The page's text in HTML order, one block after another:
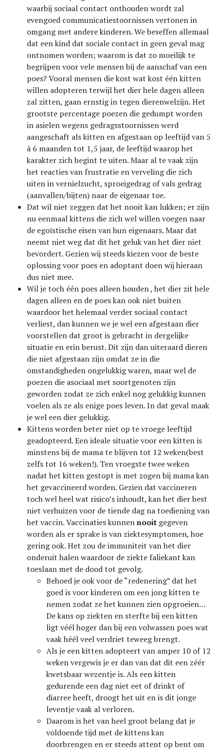
waarbij sociaal contact onthouden wordt zal
evengoed communicatiestoornissen vertonen in
omgang met andere kinderen. We beseffen allemaal
dat een kind dat sociale contact in geen geval mag
ontnomen worden; waarom is dat zo moeilijk te
begrijpen voor vele mensen bij de aanschaf van een
poes? Vooral mensen die kost wat kost één kitten
willen adopteren terwijl het dier hele dagen alleen
zal zitten, gaan ernstig in tegen dierenwelzijn. Het
grootste percentage poezen die gedumpt worden
in asielen wegens gedragsstoornissen werd
aangeschaft als kitten en afgestaan op leeftijd van 5
à 6 maanden tot 1,5 jaar, de leeftijd waarop het
karakter zich begint te uiten. Maar al te vaak zijn
het reacties van frustratie en verveling die zich
uiten in vernielzucht, sproeigedrag of vals gedrag
(aanvallen/bijten) naar de eigenaar toe.
Dat wil niet zeggen dat het nooit kan lukken; er zijn
nu eenmaal kittens die zich wel willen voegen naar
de egoïstische eisen van hun eigenaars. Maar dat
neemt niet weg dat dit het geluk van het dier niet
bevordert. Gezien wij steeds kiezen voor de beste
oplossing voor poes en adoptant doen wij hieraan
dus niet mee.
Wil je toch één poes alleen houden , het dier zit hele
dagen alleen en de poes kan ook niet buiten
waardoor het helemaal verder sociaal contact
verliest, dan kunnen we je wel een afgestaan dier
voorstellen dat groot is gebracht in dergelijke
situatie en erin berust. Dit zijn dan uiteraard dieren
die niet afgestaan zijn omdat ze in die
omstandigheden ongelukkig waren, maar wel de
poezen die asociaal met soortgenoten zijn
geworden zodat ze zich enkel nog gelukkig kunnen
voelen als ze als enige poes leven. In dat geval maak
je wel een dier gelukkig.
Kittens worden beter niet op te vroege leeftijd
geadopteerd. Een ideale situatie voor een kitten is
minstens bij de mama te blijven tot 12 weken(best
zelfs tot 16 weken!). Ten vroegste twee weken
nadat het kitten gestopt is met zogen bij mama kan
het gevaccineerd worden. Gezien dat vaccineren
toch wel heel wat risico’s inhoudt, kan het dier best
niet verhuizen voor de tiende dag na toediening van
het vaccin. Vaccinaties kunnennooit gegeven
worden als er sprake is van ziektesymptomen, hoe
gering ook. Het zou de immuniteit van het dier
onderuit halen waardoor de ziekte faliekant kan
toeslaan met de dood tot gevolg.
Behoed je ook voor de “redenering” dat het
goed is voor kinderen om een jong kitten te
nemen zodat ze het kunnen zien opgroeien…
De kans op ziekten en sterfte bij een kitten
ligt véél hoger dan bij een volwassen poes wat
vaak héél veel verdriet teweeg brengt.
Als je een kitten adopteert van amper 10 of 12
weken vergewis je er dan van dat dit een zéér
kwetsbaar wezentje is. Als een kitten
gedurende een dag niet eet of drinkt of
diarree heeft, droogt het uit en is dit jonge
leventje vaak al verloren.
Daarom is het van heel groot belang dat je
voldoende tijd met de kittens kan
doorbrengen en er steeds attent op bent om